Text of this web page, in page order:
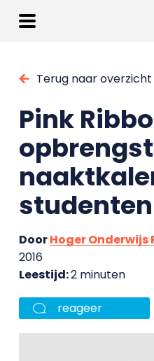
Terug naar overzicht
Pink
opbrengst
studenten
DoorHoger Onderwijs
2016
Leestijd:2 minuten
reageer